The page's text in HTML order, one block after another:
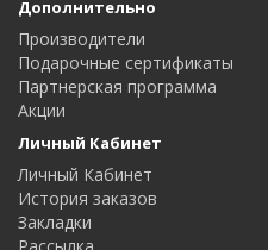
Дополнительно
Производители
Подарочные сертификаты
Партнерская программа
Акции
Личный Кабинет
Личный Кабинет
История заказов
Закладки